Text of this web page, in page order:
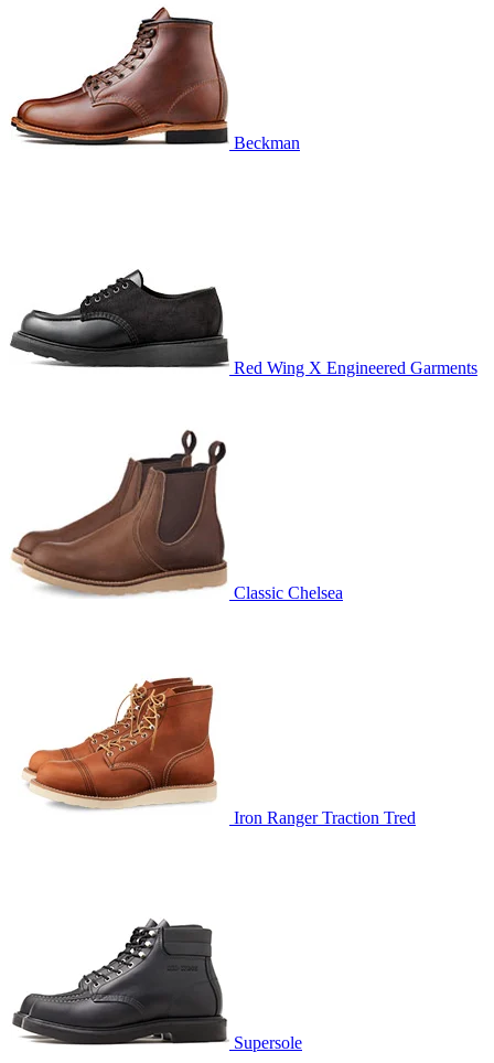
Beckman
Red Wing X Engineered Garments
Classic Chelsea
Iron Ranger Traction Tred
Supersole